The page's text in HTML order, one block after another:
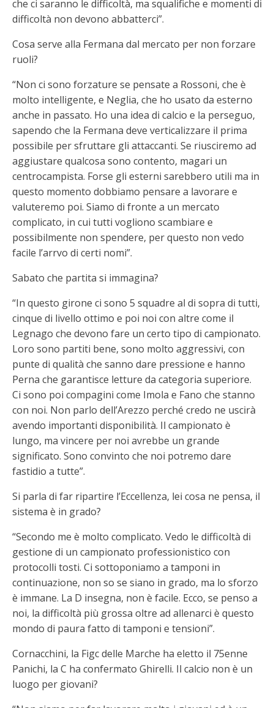
che ci saranno le difficoltà, ma squalifiche e momenti di
difficoltà non devono abbatterci”.
Cosa serve alla Fermana dal mercato per non forzare
ruoli?
“Non ci sono forzature se pensate a Rossoni, che è
molto intelligente, e Neglia, che ho usato da esterno
anche in passato. Ho una idea di calcio e la perseguo,
sapendo che la Fermana deve verticalizzare il prima
possibile per sfruttare gli attaccanti. Se riusciremo ad
aggiustare qualcosa sono contento, magari un
centrocampista. Forse gli esterni sarebbero utili ma in
questo momento dobbiamo pensare a lavorare e
valuteremo poi. Siamo di fronte a un mercato
complicato, in cui tutti vogliono scambiare e
possibilmente non spendere, per questo non vedo
facile l’arrvo di certi nomi”.
Sabato che partita si immagina?
“In questo girone ci sono 5 squadre al di sopra di tutti,
cinque di livello ottimo e poi noi con altre come il
Legnago che devono fare un certo tipo di campionato.
Loro sono partiti bene, sono molto aggressivi, con
punte di qualità che sanno dare pressione e hanno
Perna che garantisce letture da categoria superiore.
Ci sono poi compagini come Imola e Fano che stanno
con noi. Non parlo dell’Arezzo perché credo ne uscirà
avendo importanti disponibilità. Il campionato è
lungo, ma vincere per noi avrebbe un grande
significato. Sono convinto che noi potremo dare
fastidio a tutte”.
Si parla di far ripartire l’Eccellenza, lei cosa ne pensa, il
sistema è in grado?
“Secondo me è molto complicato. Vedo le difficoltà di
gestione di un campionato professionistico con
protocolli tosti. Ci sottoponiamo a tamponi in
continuazione, non so se siano in grado, ma lo sforzo
è immane. La D insegna, non è facile. Ecco, se penso a
noi, la difficoltà più grossa oltre ad allenarci è questo
mondo di paura fatto di tamponi e tensioni”.
Cornacchini, la Figc delle Marche ha eletto il 75enne
Panichi, la C ha confermato Ghirelli. Il calcio non è un
luogo per giovani?